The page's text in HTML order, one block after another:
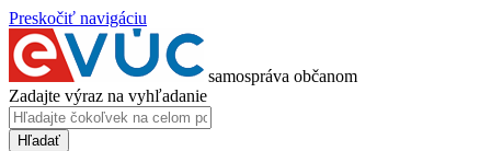
Preskočiť navigáciu
samospráva občanom
Zadajte výraz na vyhľadanie
Hľadať